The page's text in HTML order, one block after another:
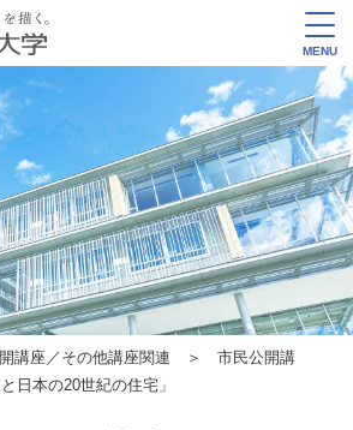
MENU
講座／その他講座関連 ＞ 市民公開講
日本の20世紀の住宅」